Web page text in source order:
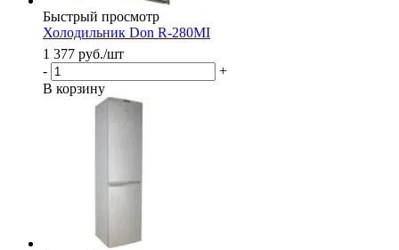
Быстрый просмотр
Холодильник Don R-280MI
1 377 руб./шт
-
+
В корзину